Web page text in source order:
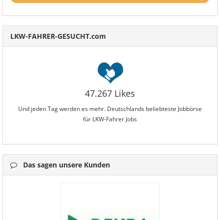
LKW-FAHRER-GESUCHT.com
47.267 Likes
Und jeden Tag werden es mehr. Deutschlands beliebteste Jobbörse
für LKW-Fahrer Jobs
Das sagen unsere Kunden